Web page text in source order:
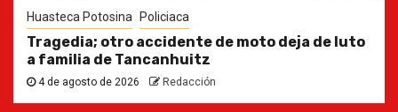
Huasteca Potosina Policiaca
Tragedia; otro accidente de moto deja de luto
a familia de Tancanhuitz
4 de agosto de 2026 Redacción